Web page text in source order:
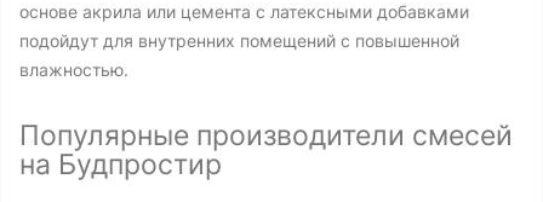
основе акрила или цемента с латексными добавками
подойдут для внутренних помещений с повышенной
влажностью.
Популярные производители смесей
на Будпростир